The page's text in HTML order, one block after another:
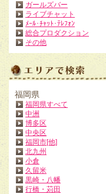
ガールズバー
ライブチャット
ﾒｰﾙ･ﾁｬｯﾄ･ﾃﾚﾌｫﾝ
総合プロダクション
その他
福岡県
福岡県すべて
中洲
博多区
中央区
福岡市[他]
北九州
小倉
久留米
黒崎・八幡
行橋・苅田